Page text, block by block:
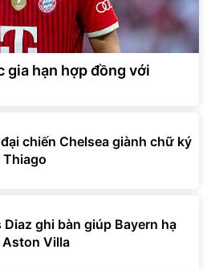
gia hạn hợp đồng với
chiến Chelsea giành chữ ký
Thiago
Diaz ghi bàn giúp Bayern hạ
Villa